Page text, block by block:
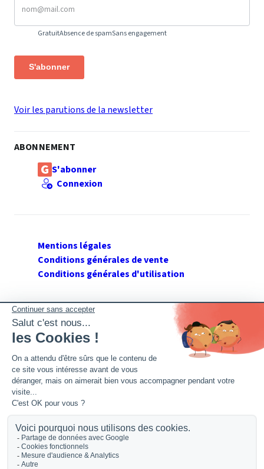
GratuitAbsence de spamSans engagement
S'abonner
Voir les parutions de la newsletter
ABONNEMENT
S'abonner
Connexion
Mentions légales
Conditions générales de vente
Conditions générales d'utilisation
SUIVEZ GERANT DE SARL
Twitter
Facebook